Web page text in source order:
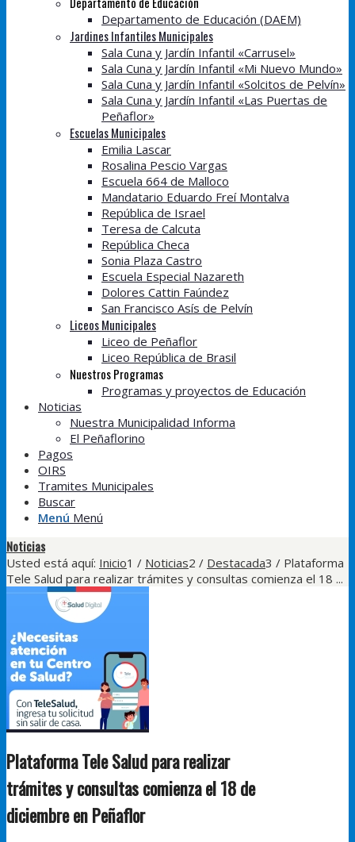
Departamento de Educación (DAEM)
Jardines Infantiles Municipales
Sala Cuna y Jardín Infantil «Carrusel»
Sala Cuna y Jardín Infantil «Mi Nuevo Mundo»
Sala Cuna y Jardín Infantil «Solcitos de Pelvín»
Sala Cuna y Jardín Infantil «Las Puertas de
Peñaflor»
Escuelas Municipales
Emilia Lascar
Rosalina Pescio Vargas
Escuela 664 de Malloco
Mandatario Eduardo Freí Montalva
República de Israel
Teresa de Calcuta
República Checa
Sonia Plaza Castro
Escuela Especial Nazareth
Dolores Cattin Faúndez
San Francisco Asís de Pelvín
Liceos Municipales
Liceo de Peñaflor
Liceo República de Brasil
Nuestros Programas
Programas y proyectos de Educación
Noticias
Nuestra Municipalidad Informa
El Peñaflorino
Pagos
OIRS
Tramites Municipales
Buscar
Menú Menú
Noticias
Usted está aquí: Inicio1 / Noticias2 / Destacada3 / Plataforma
Tele Salud para realizar trámites y consultas comienza el 18 ...
Plataforma Tele Salud para realizar
trámites y consultas comienza el 18 de
diciembre en Peñaflor